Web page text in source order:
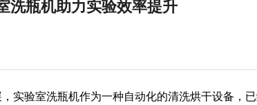
洗瓶机助力实验效率提升
验室洗瓶机作为一种自动化的清洗烘干设备，